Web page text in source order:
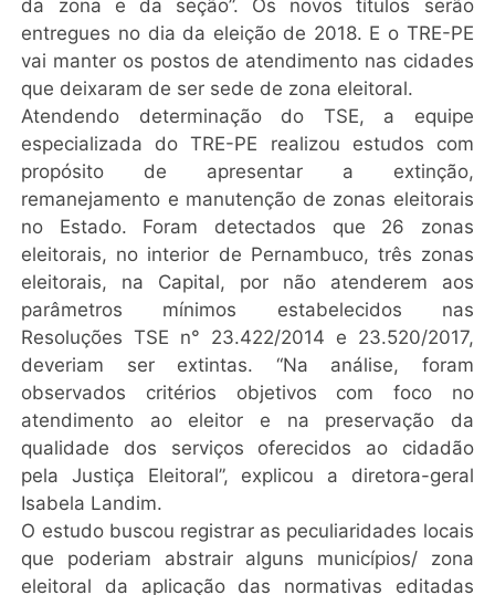
da zona e da seção”. Os novos títulos serão
entregues no dia da eleição de 2018. E o TRE-PE
vai manter os postos de atendimento nas cidades
que deixaram de ser sede de zona eleitoral.
Atendendo determinação do TSE, a equipe
especializada do TRE-PE realizou estudos com
propósito de apresentar a extinção,
remanejamento e manutenção de zonas eleitorais
no Estado. Foram detectados que 26 zonas
eleitorais, no interior de Pernambuco, três zonas
eleitorais, na Capital, por não atenderem aos
parâmetros mínimos estabelecidos nas
Resoluções TSE n° 23.422/2014 e 23.520/2017,
deveriam ser extintas. “Na análise, foram
observados critérios objetivos com foco no
atendimento ao eleitor e na preservação da
qualidade dos serviços oferecidos ao cidadão
pela Justiça Eleitoral”, explicou a diretora-geral
Isabela Landim.
O estudo buscou registrar as peculiaridades locais
que poderiam abstrair alguns municípios/ zona
eleitoral da aplicação das normativas editadas